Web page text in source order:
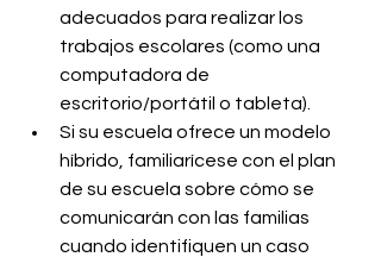
adecuados para realizar los
trabajos escolares (como una
computadora de
escritorio/portátil o tableta).
Si su escuela ofrece un modelo
híbrido, familiarícese con el plan
de su escuela sobre cómo se
comunicarán con las familias
cuando identifiquen un caso